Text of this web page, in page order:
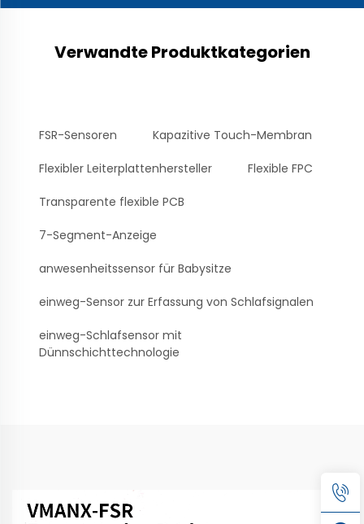
Verwandte Produktkategorien
FSR-Sensoren Kapazitive Touch-Membran
Flexibler Leiterplattenhersteller Flexible FPC
Transparente flexible PCB
7-Segment-Anzeige
anwesenheitssensor für Babysitze
einweg-Sensor zur Erfassung von Schlafsignalen
einweg-Schlafsensor mit
Dünnschichttechnologie